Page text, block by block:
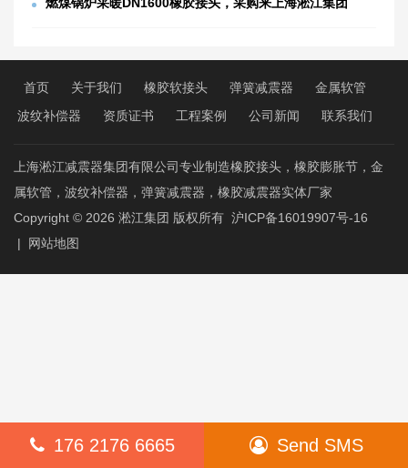
首页 关于我们 橡胶软接头 弹簧减震器
金属软管
波纹补偿器
资质证书 工程案例 公司新闻 联系我们
上海淞江减震器集团有限公司专业制造橡胶接头，橡胶膨胀节，金
属软管，波纹补偿器，弹簧减震器，橡胶减震器实体厂家
Copyright © 2026 淞江集团 版权所有 沪ICP备16019907号-16
|
网站地图
176 2176 6665 Send SMS